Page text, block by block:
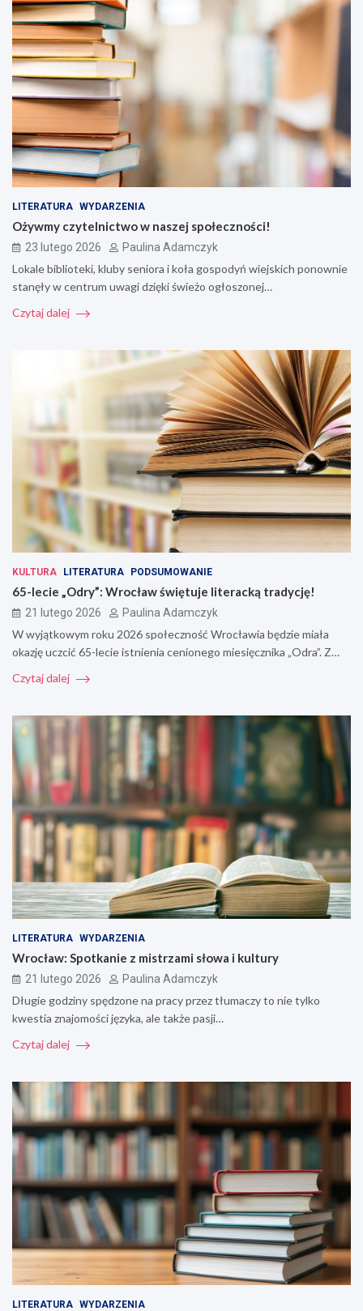
LITERATURA WYDARZENIA
Ożywmy czytelnictwo w naszej społeczności!
23 lutego 2026 Paulina Adamczyk
Lokale biblioteki, kluby seniora i koła gospodyń wiejskich ponownie
stanęły w centrum uwagi dzięki świeżo ogłoszonej…
Czytaj dalej
KULTURA LITERATURA PODSUMOWANIE
65-lecie „Odry”: Wrocław świętuje literacką tradycję!
21 lutego 2026 Paulina Adamczyk
W wyjątkowym roku 2026 społeczność Wrocławia będzie miała
okazję uczcić 65-lecie istnienia cenionego miesięcznika „Odra”. Z…
Czytaj dalej
LITERATURA WYDARZENIA
Wrocław: Spotkanie z mistrzami słowa i kultury
21 lutego 2026 Paulina Adamczyk
Długie godziny spędzone na pracy przez tłumaczy to nie tylko
kwestia znajomości języka, ale także pasji…
Czytaj dalej
LITERATURA WYDARZENIA